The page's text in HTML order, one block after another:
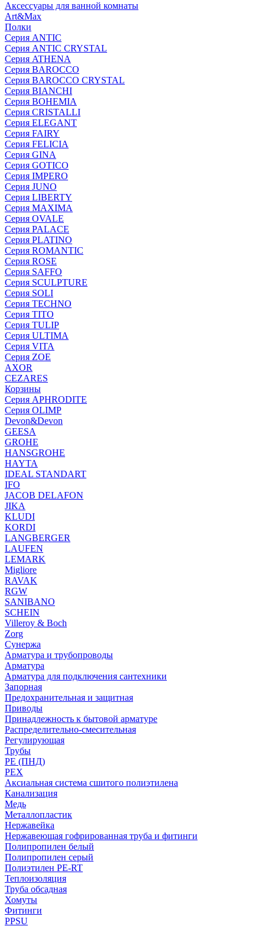
Аксессуары для ванной комнаты
Art&Max
Полки
Серия ANTIC
Серия ANTIC CRYSTAL
Серия ATHENA
Серия BAROCCO
Серия BAROCCO CRYSTAL
Серия BIANCHI
Серия BOHEMIA
Серия CRISTALLI
Серия ELEGANT
Серия FAIRY
Серия FELICIA
Серия GINA
Серия GOTICO
Серия IMPERO
Серия JUNO
Серия LIBERTY
Серия MAXIMA
Серия OVALE
Серия PALACE
Серия PLATINO
Серия ROMANTIC
Серия ROSE
Серия SAFFO
Серия SCULPTURE
Серия SOLI
Серия TECHNO
Серия TITO
Серия TULIP
Серия ULTIMA
Серия VITA
Серия ZOE
AXOR
CEZARES
Корзины
Серия APHRODITE
Серия OLIMP
Devon&Devon
GEESA
GROHE
HANSGROHE
HAYTA
IDEAL STANDART
IFO
JACOB DELAFON
JIKA
KLUDI
KORDI
LANGBERGER
LAUFEN
LEMARK
Migliore
RAVAK
RGW
SANIBANO
SCHEIN
Villeroy & Boch
Zorg
Сунержа
Арматура и трубопроводы
Арматура
Арматура для подключения сантехники
Запорная
Предохранительная и защитная
Приводы
Принадлежность к бытовой арматуре
Распределительно-смесительная
Регулирующая
Трубы
PE (ПНД)
PEX
Аксиальная система сшитого полиэтилена
Канализация
Медь
Металлопластик
Нержавейка
Нержавеющая гофрированная труба и фитинги
Полипропилен белый
Полипропилен серый
Полиэтилен PE-RT
Теплоизоляция
Труба обсадная
Хомуты
Фитинги
PPSU